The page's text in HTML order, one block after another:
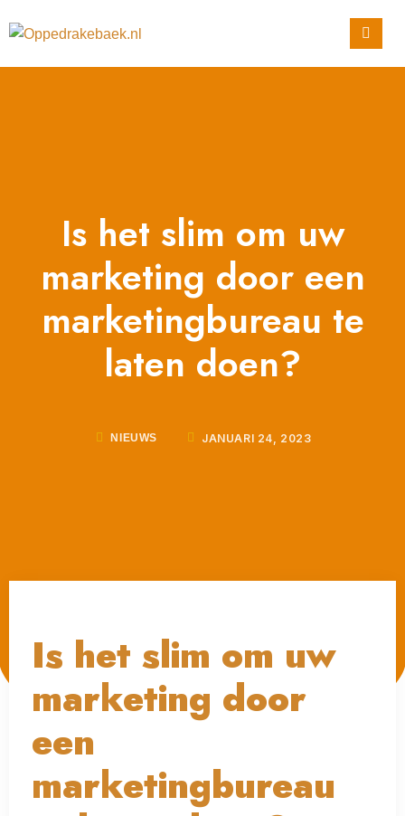
Is het slim om uw
marketing door een
marketingbureau te
laten doen?
NIEUWS JANUARI 24, 2023
Is het slim om uw
marketing door
een
marketingbureau